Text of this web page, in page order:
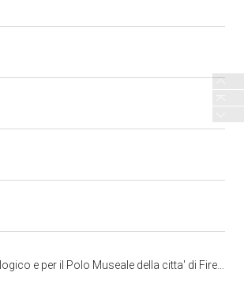
e per il Polo Museale della citta' di Firenze